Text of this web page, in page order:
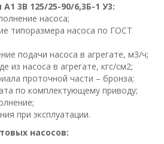
3В 125/25-90/6,3Б-1 У3:
насоса;
типоразмера насоса по ГОСТ
подачи насоса в агрегате, м3/ч;
из насоса в агрегате, кгс/см2;
проточной части – бронза;
по комплектующему приводу;
при эксплуатации.
насосов: